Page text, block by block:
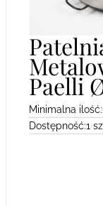
Paelli
Minimalna ilość:
Dostępność:1